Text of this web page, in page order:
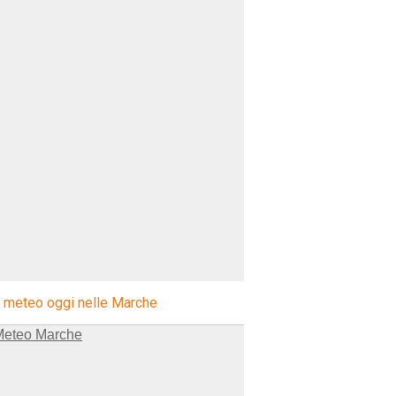
meteo oggi nelle Marche